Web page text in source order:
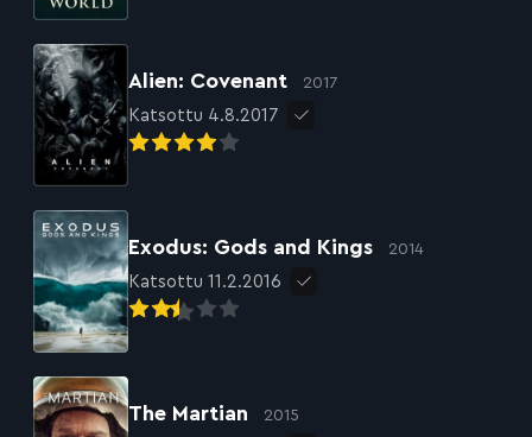
Alien: Covenant 2017
Katsottu 4.8.2017
Exodus: Gods and Kings 2014
Katsottu 11.2.2016
The Martian 2015